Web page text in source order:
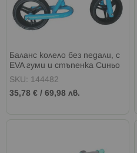
Баланс колело без педали, с
EVA гуми и стъпенка Синьо
SKU: 144482
35,78 € / 69,98 лв.